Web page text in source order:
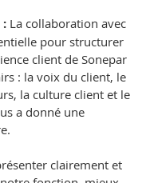
: La collaboration avec
pour structurer
client de Sonepar
: la voix du client, le
la culture client et le
a donné une
clairement et